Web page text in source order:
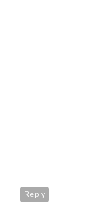
Reply